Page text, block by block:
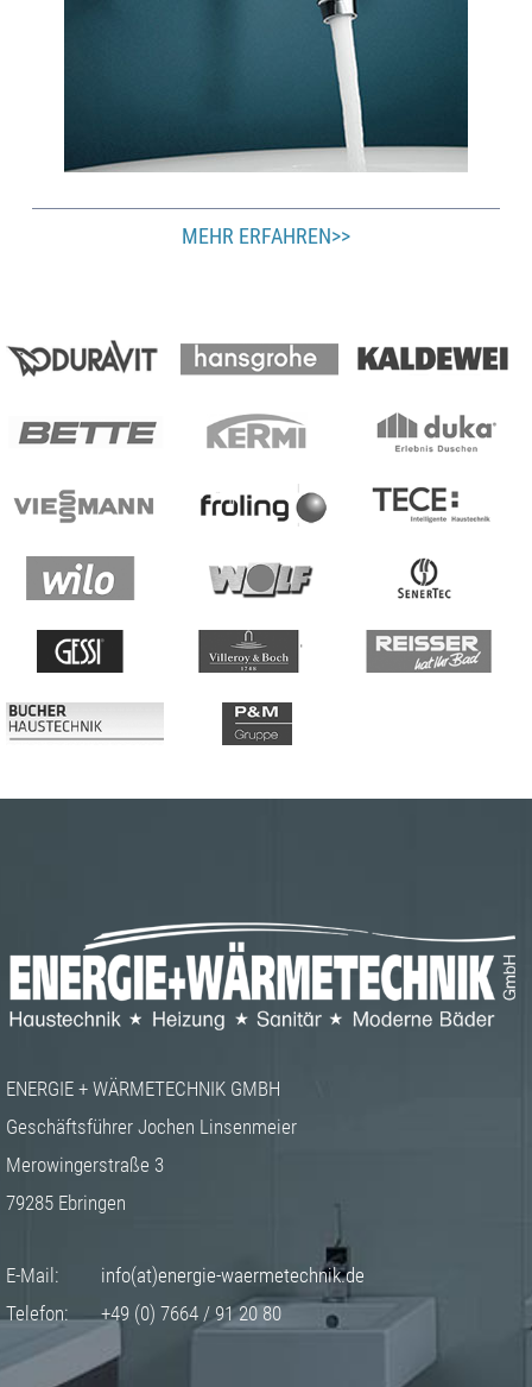
MEHR ERFAHREN>>
ENERGIE + WÄRMETECHNIK GMBH
Geschäftsführer Jochen Linsenmeier
Merowingerstraße 3
79285 Ebringen
E-Mail:
info(at)energie-waermetechnik.de
Telefon:
+49 (0) 7664 / 91 20 80